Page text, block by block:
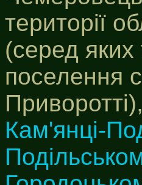
території
(серед
поселення
Приворотті),
Кам'янці-